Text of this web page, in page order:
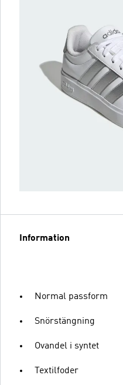
Information
Normal passform
Snörstängning
Ovandel i syntet
Textilfoder